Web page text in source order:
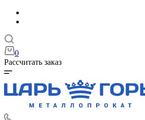
0
Рассчитать заказ